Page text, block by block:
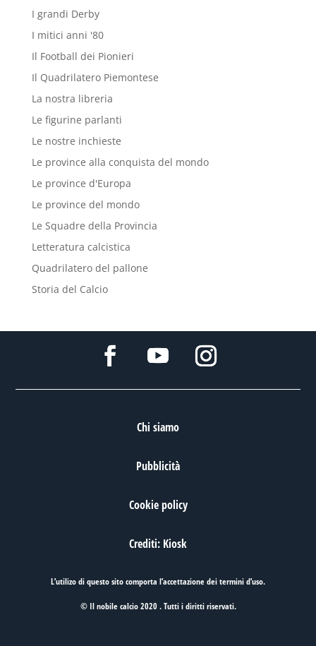
I grandi Derby
I mitici anni '80
Il Football dei Pionieri
Il Quadrilatero Piemontese
La nostra libreria
Le figurine parlanti
Le nostre inchieste
Le province alla conquista del mondo
Le province d'Europa
Le province del mondo
Le Squadre della Provincia
Letteratura calcistica
Quadrilatero del pallone
Storia del Calcio
Chi siamo
Pubblicità
Cookie policy
Crediti: Kiosk
L’utilizo di questo sito comporta l’accettazione deitermini d’uso.
© Il nobile calcio 2020 . Tutti i diritti riservati.